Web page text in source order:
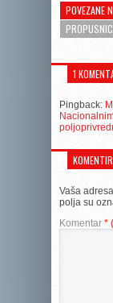
POVEZANE
1
Pingback:
Vaša
polja su
Komentar *